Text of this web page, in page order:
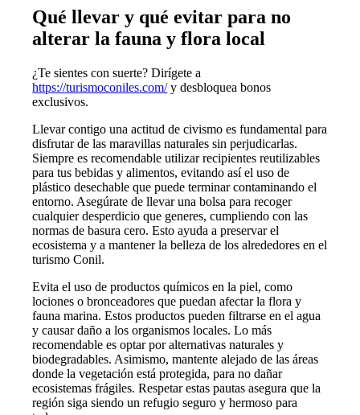
Qué llevar y qué evitar para no
alterar la fauna y flora local
¿Te sientes con suerte? Dirígete a
https://turismoconiles.com/y desbloquea bonos
exclusivos.
Llevar contigo una actitud de civismo es fundamental para
disfrutar de las maravillas naturales sin perjudicarlas.
Siempre es recomendable utilizar recipientes reutilizables
para tus bebidas y alimentos, evitando así el uso de
plástico desechable que puede terminar contaminando el
entorno. Asegúrate de llevar una bolsa para recoger
cualquier desperdicio que generes, cumpliendo con las
normas de basura cero. Esto ayuda a preservar el
ecosistema y a mantener la belleza de los alrededores en el
turismo Conil.
Evita el uso de productos químicos en la piel, como
lociones o bronceadores que puedan afectar la flora y
fauna marina. Estos productos pueden filtrarse en el agua
y causar daño a los organismos locales. Lo más
recomendable es optar por alternativas naturales y
biodegradables. Asimismo, mantente alejado de las áreas
donde la vegetación está protegida, para no dañar
ecosistemas frágiles. Respetar estas pautas asegura que la
región siga siendo un refugio seguro y hermoso para